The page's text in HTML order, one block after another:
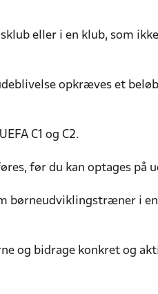
eller i en klub, som
opkræves et
C1 og C2.
før du kan optages på
børneudviklingstræner i
og bidrage konkret og